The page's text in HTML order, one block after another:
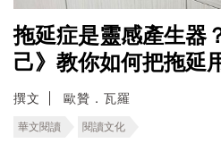
拖延症是靈感產生器
己》教你如何把拖延
撰文 歐贊．瓦羅
華文閱讀 閱讀文化